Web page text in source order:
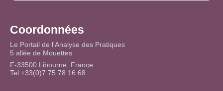
Coordonnées
Le Portail de l'Analyse des Pratiques
5 allée de Mouettes
F-33500 Libourne, France
Tel:+33(0)7 75 78 16 68